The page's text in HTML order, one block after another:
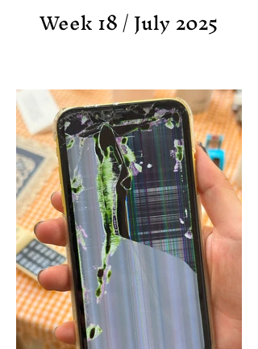
Week 18 / July 2025